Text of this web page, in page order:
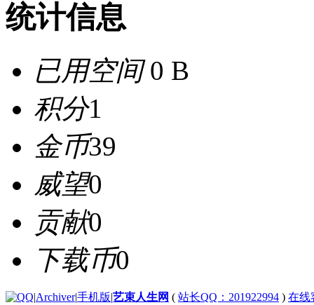
统计信息
已用空间0 B
积分1
金币39
威望0
贡献0
下载币0
|Archiver|手机版|艺束人生网 ( 站长QQ：201922994 ) 在线